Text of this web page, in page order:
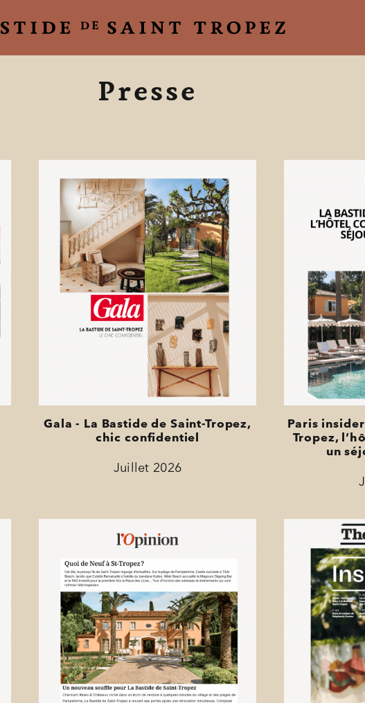
Presse
Gala - La Bastide de Saint-Tropez,
chic confidentiel
Juillet 2026
Paris
Tropez,
un